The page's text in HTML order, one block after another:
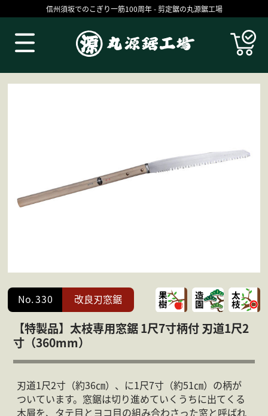
信州須坂でのこぎり一筋100周年 - 剪定鋸の丸源鋸工場
No.330 改良刃窓鋸
【特製品】太枝専用窓鋸 1尺7寸柄付 刃道1尺2
寸（360mm）
刃道1尺2寸（約36㎝）、に1尺7寸（約51㎝）の柄が
ついています。窓鋸は切り進めていくうちに出てくる
木屑を、タテ目とヨコ目の組み合わさった窓と呼ばれ
Products
会社案内 よくある質問